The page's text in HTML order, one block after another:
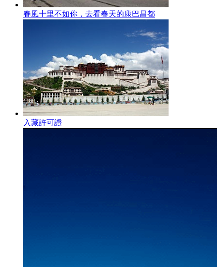
春風十里不如你，去看春天的康巴昌都
入藏許可證